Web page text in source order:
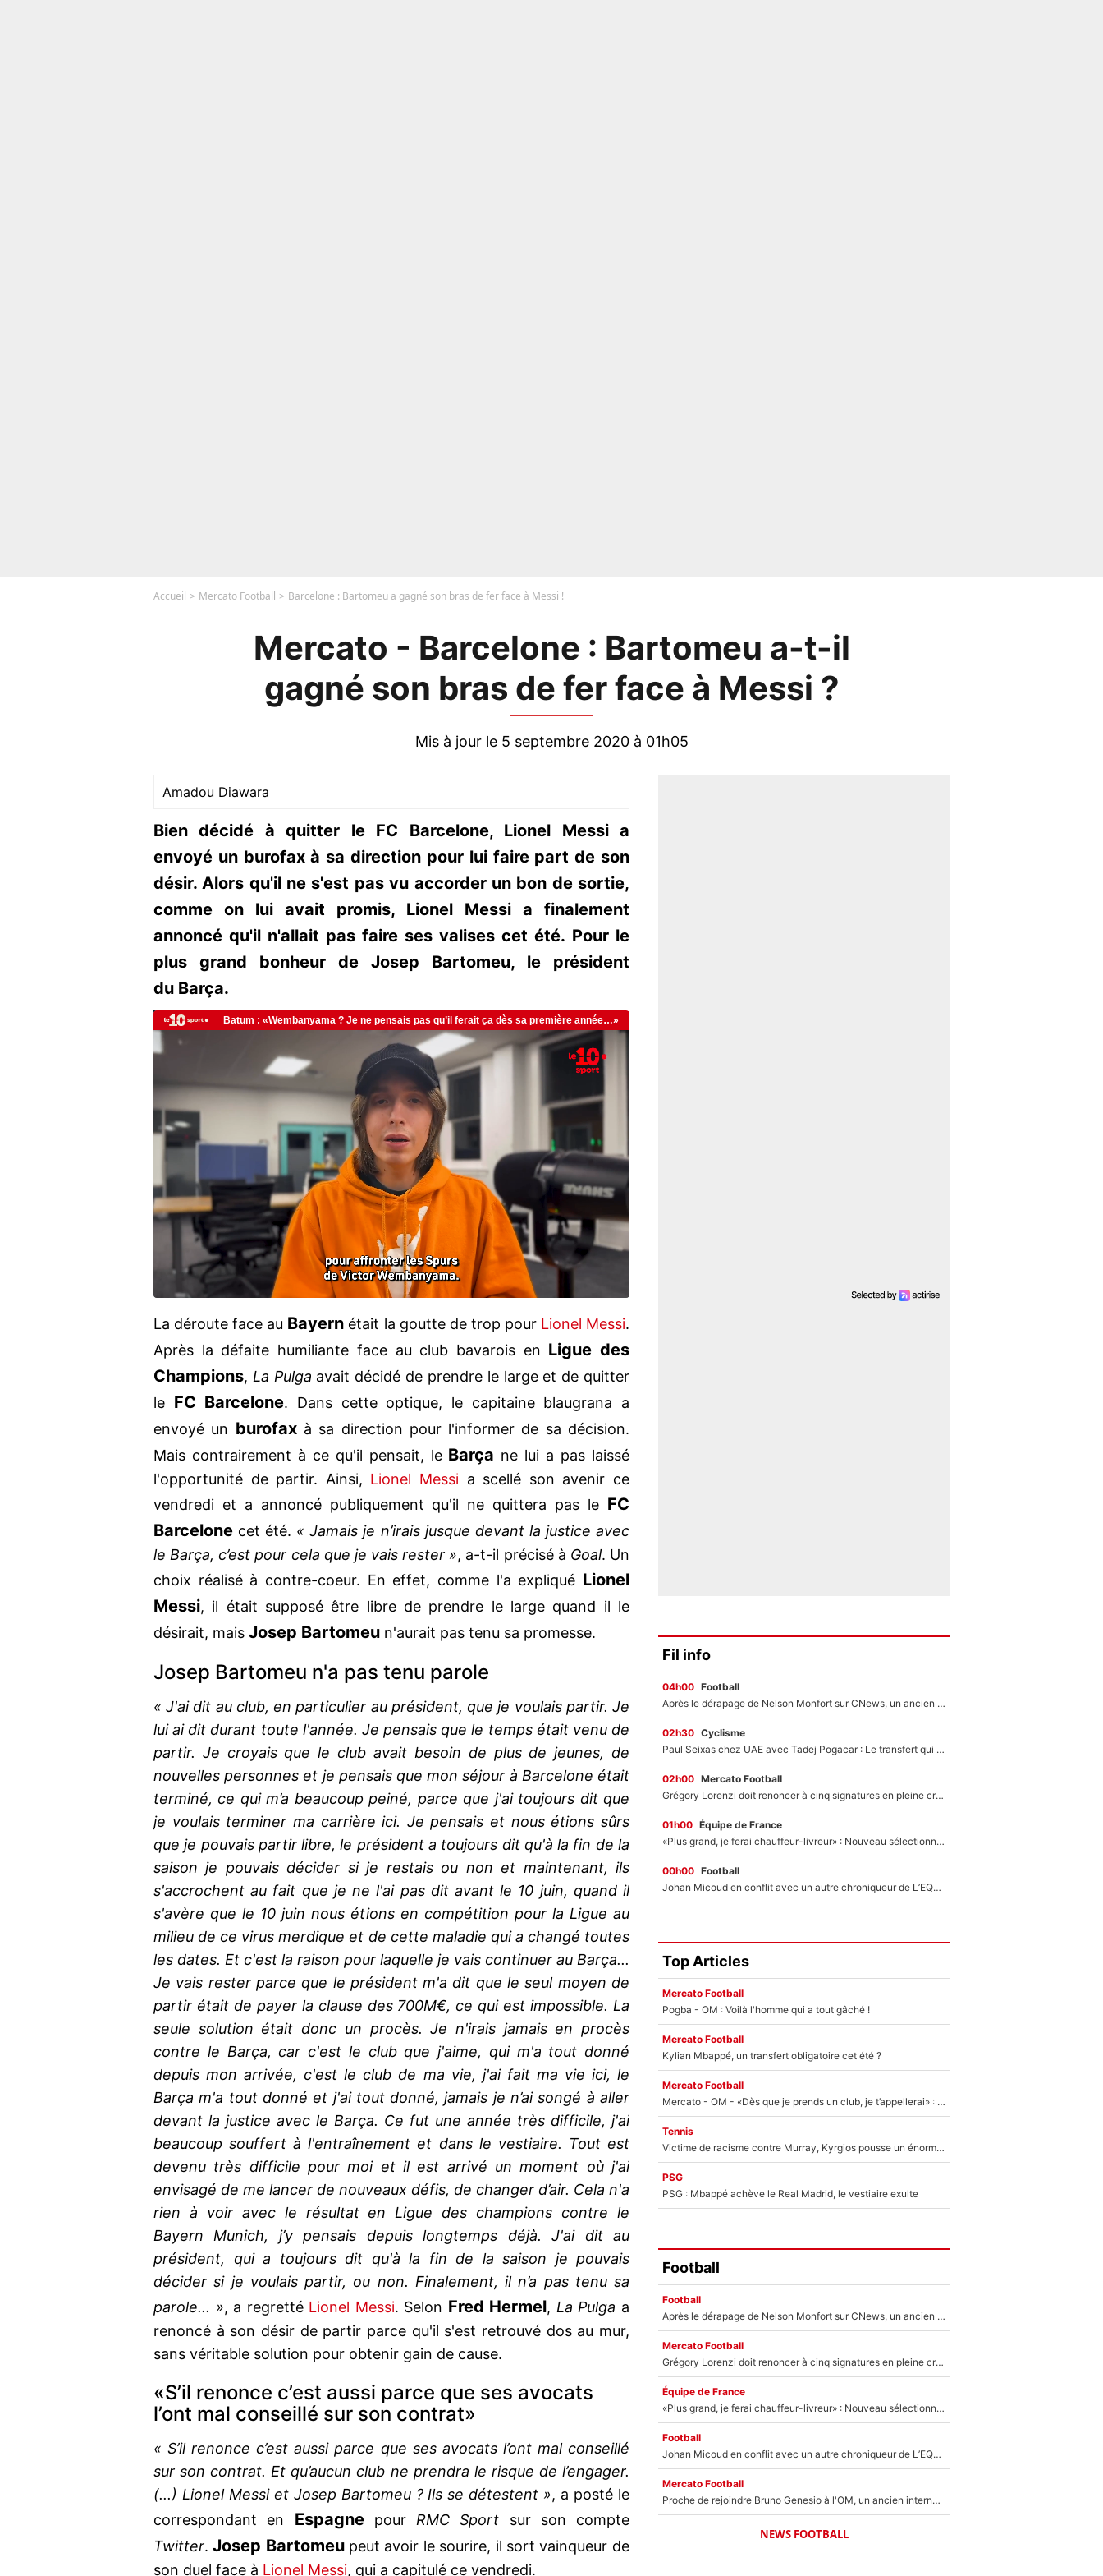
Accueil Mercato Football Barcelone : Bartomeu a gagné son bras de fer face à Messi !
Mercato - Barcelone : Bartomeu a-t-il
gagné son bras de fer face à Messi ?
Mis à jour le 5 septembre 2020 à 01h05
Amadou Diawara
Bien décidé à quitter le FC Barcelone, Lionel Messi a
envoyé un burofax à sa direction pour lui faire part de son
désir. Alors qu'il ne s'est pas vu accorder un bon de sortie,
comme on lui avait promis, Lionel Messi a finalement
annoncé qu'il n'allait pas faire ses valises cet été. Pour le
plus grand bonheur de Josep Bartomeu, le président
du Barça.
La déroute face au Bayern était la goutte de trop pour Lionel Messi.
Après la défaite humiliante face au club bavarois en Ligue des
Champions, La Pulga avait décidé de prendre le large et de quitter
le FC Barcelone. Dans cette optique, le capitaine blaugrana a
envoyé un burofaxà sa direction pour l'informer de sa décision.
Mais contrairement à ce qu'il pensait, le Barça ne lui a pas laissé
l'opportunité de partir. Ainsi, Lionel Messi a scellé son avenir ce
vendredi et a annoncé publiquement qu'il ne quittera pas le FC
Barcelone cet été. « Jamais je n’irais jusque devant la justice avec
le Barça, c’est pour cela que je vais rester », a-t-il précisé à Goal. Un
choix réalisé à contre-coeur. En effet, comme l'a expliqué Lionel
Messi, il était supposé être libre de prendre le large quand il le
désirait, mais Josep Bartomeu n'aurait pas tenu sa promesse.
Josep Bartomeu n'a pas tenu parole
« J'ai dit au club, en particulier au président, que je voulais partir. Je
lui ai dit durant toute l'année. Je pensais que le temps était venu de
partir. Je croyais que le club avait besoin de plus de jeunes, de
nouvelles personnes et je pensais que mon séjour à Barcelone était
terminé, ce qui m’a beaucoup peiné, parce que j'ai toujours dit que
je voulais terminer ma carrière ici. Je pensais et nous étions sûrs
que je pouvais partir libre, le président a toujours dit qu'à la fin de la
saison je pouvais décider si je restais ou non et maintenant, ils
s'accrochent au fait que je ne l'ai pas dit avant le 10 juin, quand il
s'avère que le 10 juin nous étions en compétition pour la Ligue au
milieu de ce virus merdique et de cette maladie qui a changé toutes
les dates. Et c'est la raison pour laquelle je vais continuer au Barça...
Je vais rester parce que le président m'a dit que le seul moyen de
partir était de payer la clause des 700M€, ce qui est impossible. La
seule solution était donc un procès. Je n'irais jamais en procès
contre le Barça, car c'est le club que j'aime, qui m'a tout donné
depuis mon arrivée, c'est le club de ma vie, j'ai fait ma vie ici, le
Barça m'a tout donné et j'ai tout donné, jamais je n’ai songé à aller
devant la justice avec le Barça. Ce fut une année très difficile, j'ai
beaucoup souffert à l'entraînement et dans le vestiaire. Tout est
devenu très difficile pour moi et il est arrivé un moment où j'ai
envisagé de me lancer de nouveaux défis, de changer d’air. Cela n'a
rien à voir avec le résultat en Ligue des champions contre le
Bayern Munich, j’y pensais depuis longtemps déjà. J'ai dit au
président, qui a toujours dit qu'à la fin de la saison je pouvais
décider si je voulais partir, ou non. Finalement, il n’a pas tenu sa
parole... », a regretté Lionel Messi. Selon Fred Hermel, La Pulga a
renoncé à son désir de partir parce qu'il s'est retrouvé dos au mur,
sans véritable solution pour obtenir gain de cause.
«S’il renonce c’est aussi parce que ses avocats
l’ont mal conseillé sur son contrat»
« S’il renonce c’est aussi parce que ses avocats l’ont mal conseillé
sur son contrat. Et qu’aucun club ne prendra le risque de l’engager.
(...) Lionel Messi et Josep Bartomeu ? Ils se détestent », a posté le
correspondant en Espagnepour RMC Sport sur son compte
Twitter.Josep Bartomeupeut avoir le sourire, il sort vainqueur de
son duel face à Lionel Messi, qui a capitulé ce vendredi.
Fil info
04h00 Football
Après le dérapage de Nelson Monfort sur CNews, un ancien journaliste de France Télévisions relance la polémique sur les incendies en Gironde
02h30 Cyclisme
Paul Seixas chez UAE avec Tadej Pogacar : Le transfert qui effraie le peloton, «c’est la pire des choses qui puisse arriver»
02h00 Mercato Football
Grégory Lorenzi doit renoncer à cinq signatures en pleine crise financière : L’IA propose sept noms à l’OM pour un mercato réussi... à seulement 5M€ !
01h00 Équipe de France
«Plus grand, je ferai chauffeur-livreur» : Nouveau sélectionneur des Bleus, Zinédine Zidane s’était imaginé un avenir très différent lorsqu'il était enfant
00h00 Football
Johan Micoud en conflit avec un autre chroniqueur de L’EQUIPE du Soir : «Pendant un moment, je ne les ai pas remis ensemble dans l'émission»
Top Articles
Mercato Football
Pogba - OM : Voilà l'homme qui a tout gâché !
Mercato Football
Kylian Mbappé, un transfert obligatoire cet été ?
Mercato Football
Mercato - OM - «Dès que je prends un club, je t’appellerai» : La promesse de Marcelino au moment de claquer la porte
Tennis
Victime de racisme contre Murray, Kyrgios pousse un énorme coup de gueule !
PSG
PSG : Mbappé achève le Real Madrid, le vestiaire exulte
Football
Football
Après le dérapage de Nelson Monfort sur CNews, un ancien journaliste de France Télévisions relance la polémique sur les incendies en Gironde
Mercato Football
Grégory Lorenzi doit renoncer à cinq signatures en pleine crise financière : L’IA propose sept noms à l’OM pour un mercato réussi... à seulement 5M€ !
Équipe de France
«Plus grand, je ferai chauffeur-livreur» : Nouveau sélectionneur des Bleus, Zinédine Zidane s’était imaginé un avenir très différent lorsqu'il était enfant
Football
Johan Micoud en conflit avec un autre chroniqueur de L’EQUIPE du Soir : «Pendant un moment, je ne les ai pas remis ensemble dans l'émission»
Mercato Football
Proche de rejoindre Bruno Genesio à l'OM, un ancien international français va finalement débarquer... sur RMC !
NEWS FOOTBALL